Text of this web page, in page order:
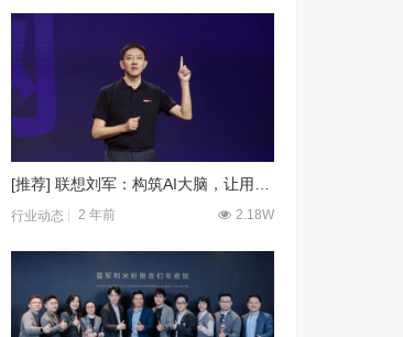
行业动态 2 年前 2.18W